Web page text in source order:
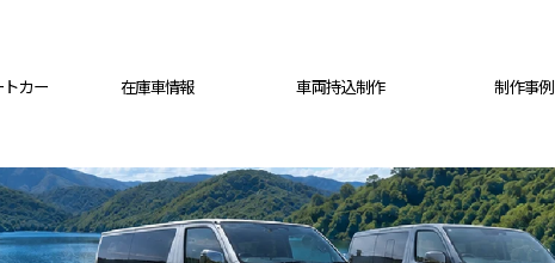
カー 在庫車情報 車両持込制作 制作事例